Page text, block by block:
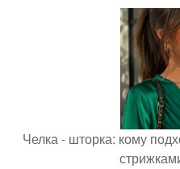
Челка - шторка: кому